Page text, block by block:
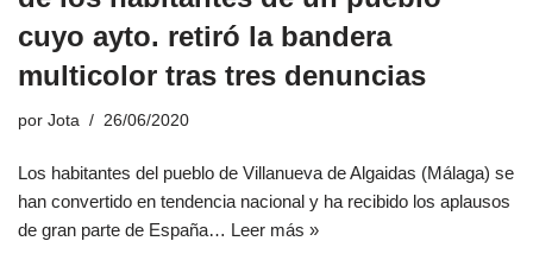
cuyo ayto. retiró la bandera
multicolor tras tres denuncias
por Jota 26/06/2020
Los habitantes del pueblo de Villanueva de Algaidas (Málaga) se
han convertido en tendencia nacional y ha recibido los aplausos
de gran parte de España… Leer más »